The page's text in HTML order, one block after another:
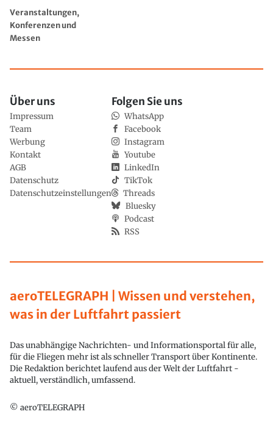
Veranstaltungen,
Konferenzen und
Messen
aeroTELEGRAPH | Wissen und verstehen,
was in der Luftfahrt passiert
Das unabhängige Nachrichten- und Informationsportal für alle,
für die Fliegen mehr ist als schneller Transport über Kontinente.
Die Redaktion berichtet laufend aus der Welt der Luftfahrt -
aktuell, verständlich, umfassend.
© aeroTELEGRAPH
Über uns
Impressum
Team
Werbung
Kontakt
AGB
Datenschutz
Datenschutzeinstellungen
Folgen Sie uns
WhatsApp
Facebook
Instagram
Youtube
LinkedIn
TikTok
Threads
Bluesky
Podcast
RSS